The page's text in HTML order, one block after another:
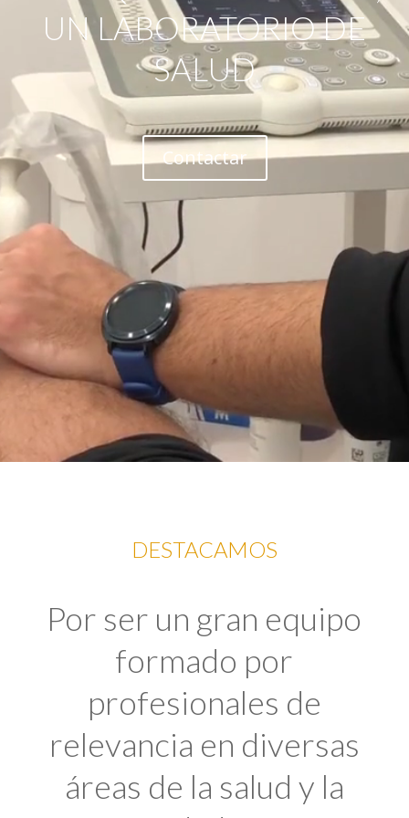
UN LABORATORIO DE
SALUD
Contactar
DESTACAMOS
Por ser un gran equipo
formado por
profesionales de
relevancia en diversas
áreas de la salud y la